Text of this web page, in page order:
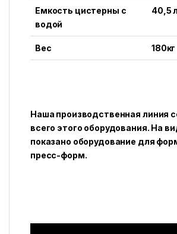
Емкость цистерны с
водой
40,5 л
Вес 180кг
Наша производственная линия
всего этого оборудования. На
показано оборудование для
пресс-форм.